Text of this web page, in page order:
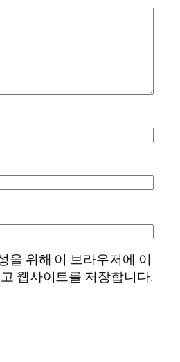
을 위해 이 브라우저에 이
웹사이트를 저장합니다.